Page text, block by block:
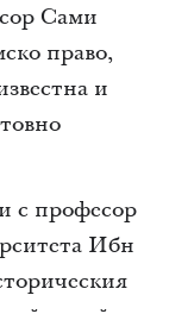
Сами
право,
и
с професор
Ибн